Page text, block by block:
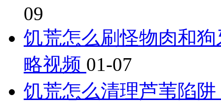
09
饥荒怎么刷怪物肉和
略视频 01-07
饥荒怎么清理芦苇陷